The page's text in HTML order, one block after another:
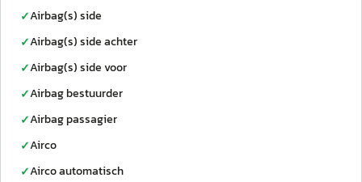
✓Airbag(s) side
✓Airbag(s) side achter
✓Airbag(s) side voor
✓Airbag bestuurder
✓Airbag passagier
✓Airco
✓Airco automatisch